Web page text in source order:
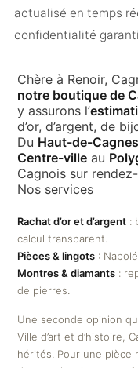
actualisé en temps
confidentialité
Chère à Renoir,
notre boutique de
y assurons l’
d’or, d’argent, de
Du Haut-de-Cagnes
Centre-ville au
Cagnois sur
Nos services
Rachat d’or et d’argent :
calcul transparent.
Pièces & lingots :
Montres & diamants :
de pierres.
Une seconde opinion
Ville d’art et d’histoire,
hérités. Pour une pièce